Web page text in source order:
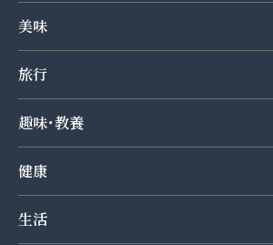
美味
旅行
趣味･教養
健康
生活